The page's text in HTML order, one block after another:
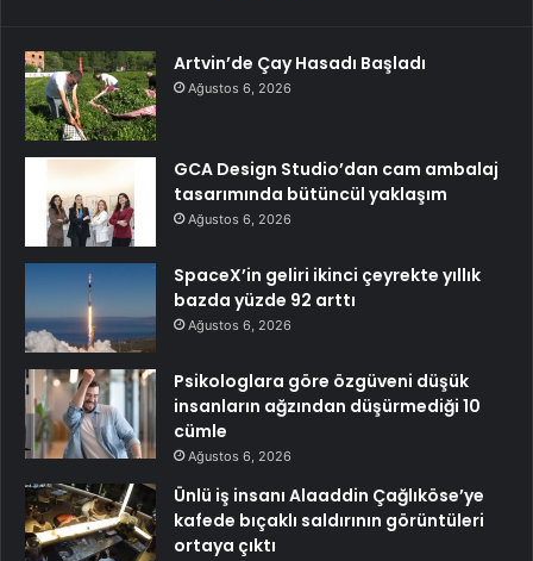
Artvin’de Çay Hasadı Başladı
Ağustos 6, 2026
GCA Design Studio’dan cam ambalaj
tasarımında bütüncül yaklaşım
Ağustos 6, 2026
SpaceX’in geliri ikinci çeyrekte yıllık
bazda yüzde 92 arttı
Ağustos 6, 2026
Psikologlara göre özgüveni düşük
insanların ağzından düşürmediği 10
cümle
Ağustos 6, 2026
Ünlü iş insanı Alaaddin Çağlıköse’ye
kafede bıçaklı saldırının görüntüleri
ortaya çıktı